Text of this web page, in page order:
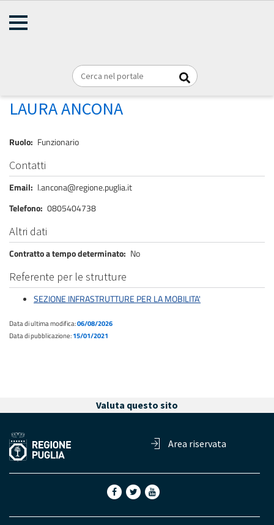
Briciole
Home
ANCONA LAURA
LAURA ANCONA
Ruolo Funzionario
Contatti
Email
l.ancona@regione.puglia.it
Telefono 0805404738
Altri dati
Contratto a tempo determinato No
Referente per le strutture
SEZIONE INFRASTRUTTURE PER LA MOBILITA'
Data di ultima modifica:06/08/2026
Data di pubblicazione:15/01/2021
Valuta questo sito
Area riservata